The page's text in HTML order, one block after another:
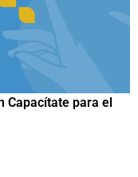
alternativa